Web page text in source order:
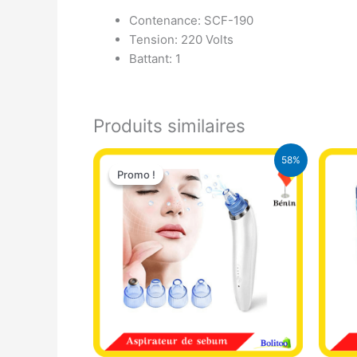
Contenance: SCF-190
Tension: 220 Volts
Battant: 1
Produits similaires
58%
Promo !
Promo !
Le
prix
initial
était :
18.000 CFA.
Le
actuel
est :
7.500 CFA.